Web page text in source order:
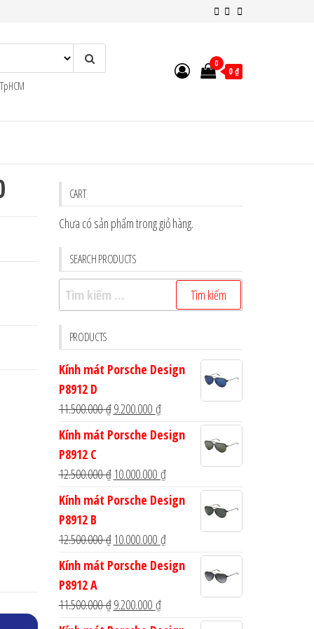
0
0 ₫
CART
Chưa có sản phẩm trong giỏ hàng.
SEARCH PRODUCTS
Tìm
kiếm
cho:
PRODUCTS
Kính mát Porsche Design
P8912 D
11.500.000₫Giá
gốc
11.500.000 ₫.
9.200.000 ₫Giá
hiện
là:
9.200.000 ₫.
Kính mát Porsche Design
P8912 C
12.500.000₫ Giá
gốc
12.500.000 ₫.
10.000.000 ₫Giá
hiện
tại
là:
10.000.000 ₫.
Kính mát Porsche Design
P8912 B
12.500.000₫ Giá
gốc
12.500.000 ₫.
10.000.000 ₫Giá
hiện
tại
10.000.000 ₫.
Kính mát Porsche Design
P8912 A
11.500.000₫Giá
gốc
9.200.000 ₫Giá
hiện